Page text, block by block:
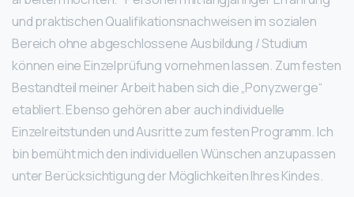
und praktischen Qualifikationsnachweisen im sozialen
Bereich ohne abgeschlossene Ausbildung / Studium
können eine Einzelprüfung vornehmen lassen. Zum festen
Bestandteil meiner Arbeit haben sich die „Ponyzwerge“
etabliert. Ebenso gehören aber auch individuelle
Einzelreitstunden und Ausritte zum festen Programm. Ich
bin bemüht mich den individuellen Wünschen anzupassen
unter Berücksichtigung der Möglichkeiten Ihres Kindes.